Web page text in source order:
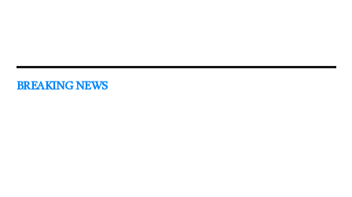
BREAKING NEWS